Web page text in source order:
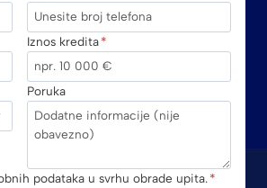
Iznos kredita *
Poruka
podataka u svrhu obrade upita. *